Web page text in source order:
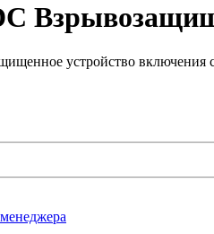
менеджера